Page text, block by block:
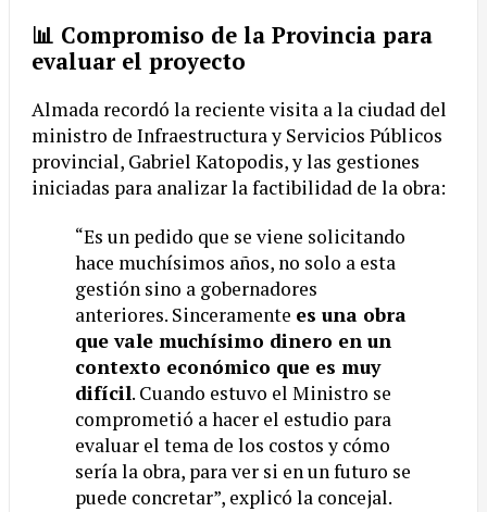
📊 Compromiso de la Provincia para
evaluar el proyecto
Almada recordó la reciente visita a la ciudad del
ministro de Infraestructura y Servicios Públicos
provincial, Gabriel Katopodis, y las gestiones
iniciadas para analizar la factibilidad de la obra:
“Es un pedido que se viene solicitando
hace muchísimos años, no solo a esta
gestión sino a gobernadores
anteriores. Sinceramente es una obra
que vale muchísimo dinero en un
contexto económico que es muy
difícil. Cuando estuvo el Ministro se
comprometió a hacer el estudio para
evaluar el tema de los costos y cómo
sería la obra, para ver si en un futuro se
puede concretar”, explicó la concejal.